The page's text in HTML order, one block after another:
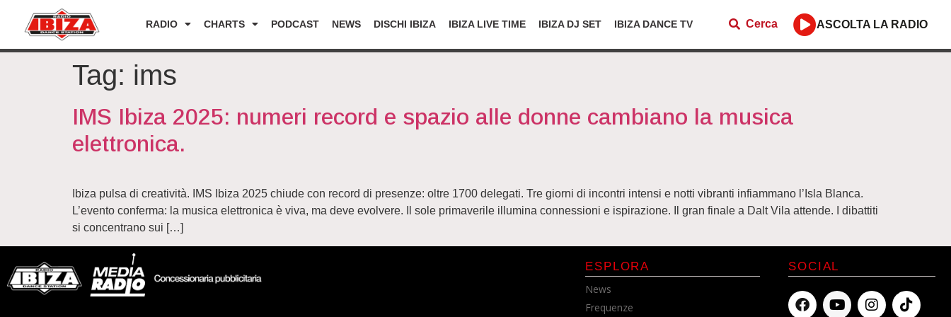
RADIO CHARTS PODCAST NEWS DISCHI IBIZA IBIZA LIVE TIME IBIZA DJ SET IBIZA DANCE TV Cerca ASCOLTA LA RADIO
Tag: ims
IMS Ibiza 2025: numeri record e spazio alle donne cambiano la musica
elettronica.
Ibiza pulsa di creatività. IMS Ibiza 2025 chiude con record di presenze: oltre 1700 delegati. Tre giorni di incontri intensi e notti vibranti infiammano l’Isla Blanca.
L’evento conferma: la musica elettronica è viva, ma deve evolvere. Il sole primaverile illumina connessioni e ispirazione. Il gran finale a Dalt Vila attende. I dibattiti
si concentrano sui […]
ESPLORA
News
Frequenze
SOCIAL